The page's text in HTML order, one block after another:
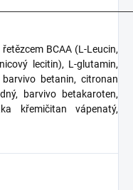
BCAA (L-Leucin,
lecitin), L-glutamin,
betanin, citronan
barvivo betakaroten,
křemičitan vápenatý,